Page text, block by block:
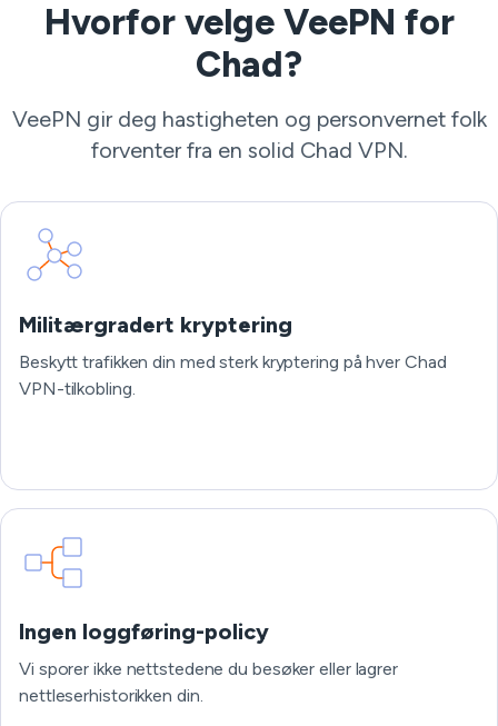
Hvorfor velge VeePN for
Chad?
VeePN gir deg hastigheten og personvernet folk
forventer fra en solid Chad VPN.
Militærgradert kryptering
Beskytt trafikken din med sterk kryptering på hver Chad
VPN-tilkobling.
Ingen loggføring-policy
Vi sporer ikke nettstedene du besøker eller lagrer
nettleserhistorikken din.